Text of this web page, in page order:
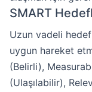
SMART
Uzun vadeli
uygun hareket
(Belirli),
(Ulaşılabilir),